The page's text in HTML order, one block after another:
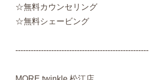
☆無料カウンセリング
☆無料シェービング
----------------------------------------------------